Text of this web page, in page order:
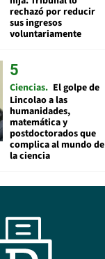
rechazó por reducir
sus ingresos
voluntariamente
Ciencias El golpe de
Lincolao a las
humanidades,
matemática y
postdoctorados que
complica al mundo de
la ciencia